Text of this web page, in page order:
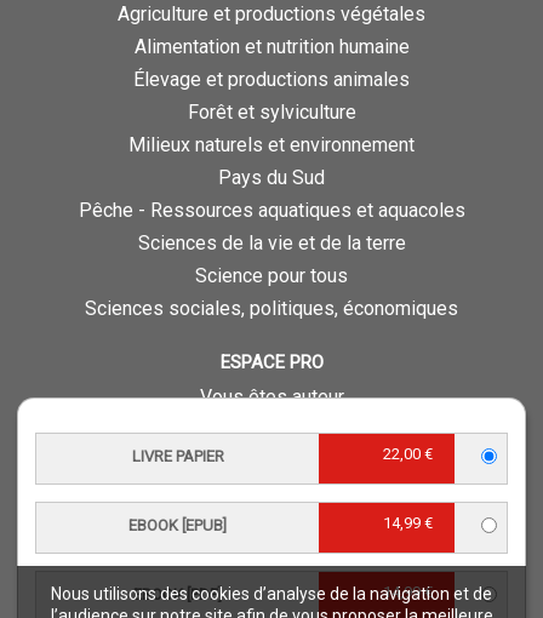
Nous utilisons des cookies d’analyse de la navigation et de
LIVRE PAPIER 22,00 €
EBOOK [EPUB] 14,99 €
EBOOK [PDF] 14,99 €
Agriculture et productions végétales
Alimentation et nutrition humaine
Élevage et productions animales
Forêt et sylviculture
Milieux naturels et environnement
Pays du Sud
Pêche - Ressources aquatiques et aquacoles
Sciences de la vie et de la terre
Science pour tous
Sciences sociales, politiques, économiques
ESPACE PRO
Vous êtes auteur
Vous êtes journaliste
Vous êtes libraire
Foreign rights
Procédure d'évaluation
NOTRE SITE